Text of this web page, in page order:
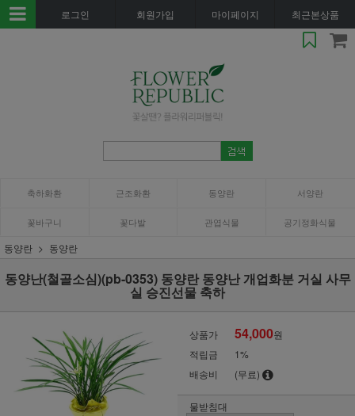
로그인 회원가입 마이페이지 최근본상품
축하화환 근조화환 동양란 서양란
꽃바구니 꽃다발 관엽식물 공기정화식물
동양란 동양란
동양난(철골소심)(pb-0353) 동양란 동양난 개업화분 거실 사무
실 승진선물 축하
상품가 54,000원
적립금
1%
배송비
(무료)
물받침대